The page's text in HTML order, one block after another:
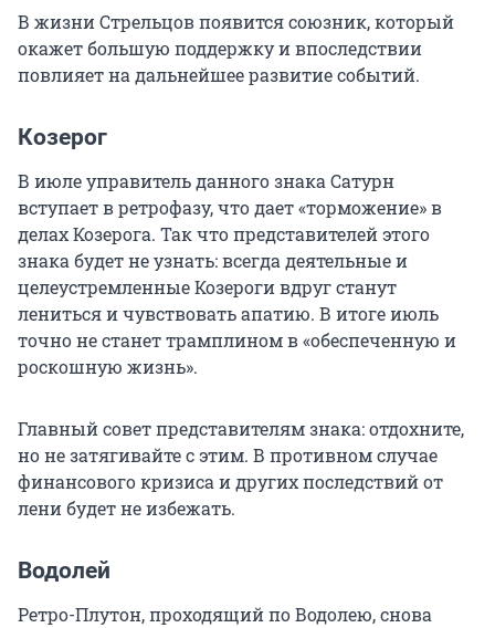
В жизни Стрельцов появится союзник, который
окажет большую поддержку и впоследствии
повлияет на дальнейшее развитие событий.
Козерог
В июле управитель данного знака Сатурн
вступает в ретрофазу, что дает «торможение» в
делах Козерога. Так что представителей этого
знака будет не узнать: всегда деятельные и
целеустремленные Козероги вдруг станут
лениться и чувствовать апатию. В итоге июль
точно не станет трамплином в «обеспеченную и
роскошную жизнь».
Главный совет представителям знака: отдохните,
но не затягивайте с этим. В противном случае
финансового кризиса и других последствий от
лени будет не избежать.
Водолей
Ретро-Плутон, проходящий по Водолею, снова